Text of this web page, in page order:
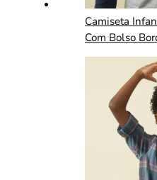
Camiseta
Com Bolso